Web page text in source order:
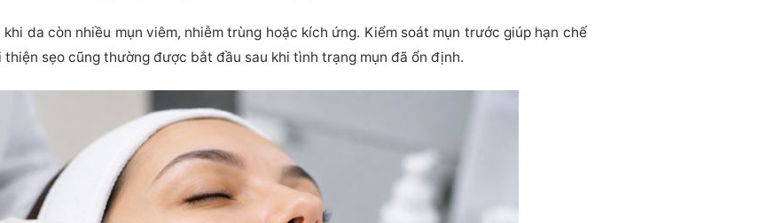
da còn nhiều mụn viêm, nhiễm trùng hoặc kích ứng. Kiểm soát mụn trước giúp hạn chế
thiện sẹo cũng thường được bắt đầu sau khi tình trạng mụn đã ổn định.